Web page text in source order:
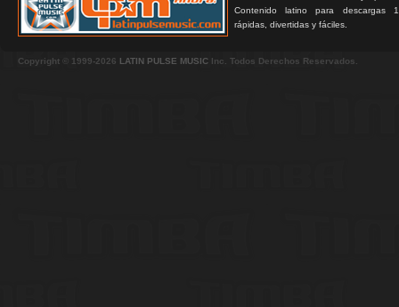
Contenido latino para descargas
rápidas, divertidas y fáciles.
Copyright © 1999-2026 LATIN PULSE MUSIC Inc. Todos Derechos Reservados.